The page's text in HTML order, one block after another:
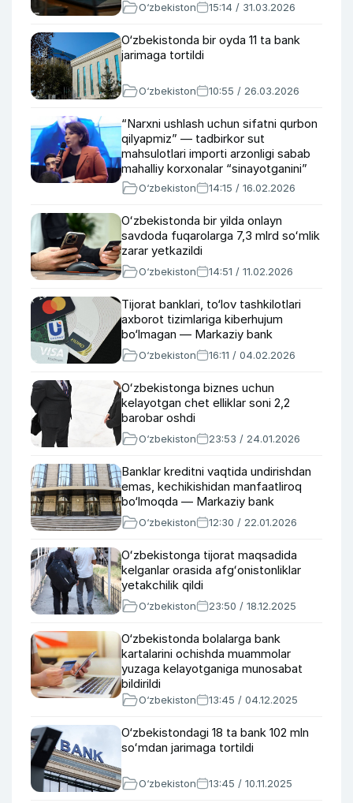
O‘zbekiston 15:14 / 31.03.2026
O‘zbekistonda bir oyda 11 ta bank
jarimaga tortildi
O‘zbekiston 10:55 / 26.03.2026
“Narxni ushlash uchun sifatni qurbon
qilyapmiz” — tadbirkor sut
mahsulotlari importi arzonligi sabab
mahalliy korxonalar “sinayotganini”
aytdiO‘zbekiston 14:15 / 16.02.2026
Oʻzbekistonda bir yilda onlayn
savdoda fuqarolarga 7,3 mlrd soʻmlik
zarar yetkazildi
O‘zbekiston 14:51 / 11.02.2026
Tijorat banklari, to‘lov tashkilotlari
axborot tizimlariga kiberhujum
bo‘lmagan — Markaziy bank
O‘zbekiston 16:11 / 04.02.2026
Oʻzbekistonga biznes uchun
kelayotgan chet elliklar soni 2,2
barobar oshdi
O‘zbekiston 23:53 / 24.01.2026
Banklar kreditni vaqtida undirishdan
emas, kechikishidan manfaatliroq
bo‘lmoqda — Markaziy bank
O‘zbekiston 12:30 / 22.01.2026
Oʻzbekistonga tijorat maqsadida
kelganlar orasida afgʻonistonliklar
yetakchilik qildi
O‘zbekiston 23:50 / 18.12.2025
O‘zbekistonda bolalarga bank
kartalarini ochishda muammolar
yuzaga kelayotganiga munosabat
bildirildi
O‘zbekiston 13:45 / 04.12.2025
O‘zbekistondagi 18 ta bank 102 mln
soʻmdan jarimaga tortildi
O‘zbekiston 13:45 / 10.11.2025